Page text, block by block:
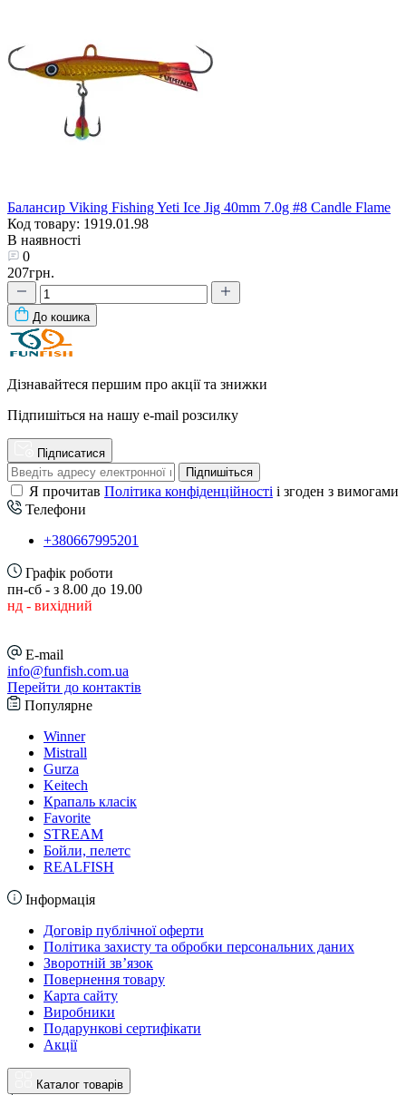
Балансир Viking Fishing Yeti Ice Jig 40mm 7.0g #8 Candle Flame
Код товару: 1919.01.98
В наявності
0
207грн.
До кошика
Дізнавайтеся першим про акції та знижки
Підпишіться на нашу e-mail розсилку
Підписатися
Підпишіться
Я прочитав Політика конфіденційності і згоден з вимогами
Телефони
+380667995201
Графік роботи
пн-сб - з 8.00 до 19.00
нд - вихідний
E-mail
info@funfish.com.ua
Перейти до контактів
Популярне
Winner
Mistrall
Gurza
Keitech
Крапаль класік
Favorite
STREAM
Бойли, пелетс
REALFISH
Інформація
Договір публічної оферти
Політика захисту та обробки персональних даних
Зворотній зв’язок
Повернення товару
Карта сайту
Виробники
Подарункові сертифікати
Акції
Каталог товарів